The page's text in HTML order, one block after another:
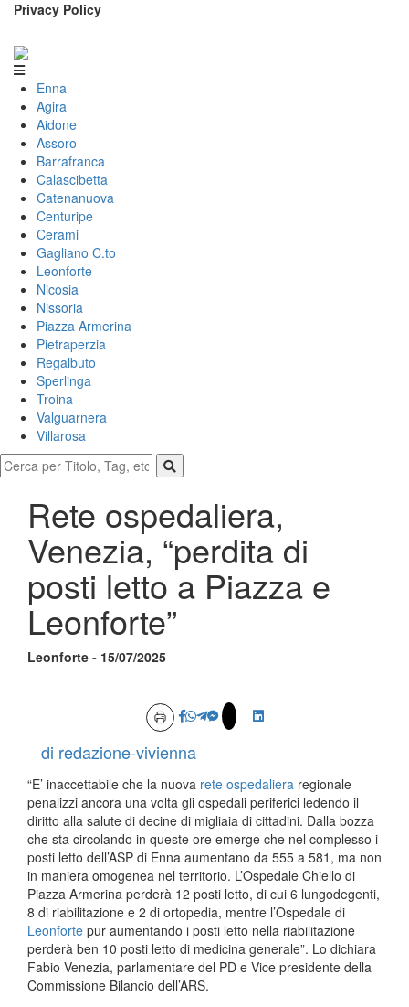
Privacy Policy
Enna
Agira
Aidone
Assoro
Barrafranca
Calascibetta
Catenanuova
Centuripe
Cerami
Gagliano C.to
Leonforte
Nicosia
Nissoria
Piazza Armerina
Pietraperzia
Regalbuto
Sperlinga
Troina
Valguarnera
Villarosa
Rete ospedaliera,
Venezia, “perdita di
posti letto a Piazza e
Leonforte”
Leonforte - 15/07/2025
di redazione-vivienna
“E’ inaccettabile che la nuova rete ospedaliera regionale
penalizzi ancora una volta gli ospedali periferici ledendo il
diritto alla salute di decine di migliaia di cittadini. Dalla bozza
che sta circolando in queste ore emerge che nel complesso i
posti letto dell’ASP di Enna aumentano da 555 a 581, ma non
in maniera omogenea nel territorio. L’Ospedale Chiello di
Piazza Armerina perderà 12 posti letto, di cui 6 lungodegenti,
8 di riabilitazione e 2 di ortopedia, mentre l’Ospedale di
Leonforte pur aumentando i posti letto nella riabilitazione
perderà ben 10 posti letto di medicina generale”. Lo dichiara
Fabio Venezia, parlamentare del PD e Vice presidente della
Commissione Bilancio dell’ARS.